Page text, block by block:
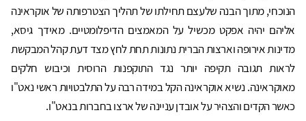
הנוכחי, מתוך הבנה שלעצם תחילתו של תהליך הצטרפותה של אוקראינה
אליהם יהיה אפקט מכשיל על המאמצים הדיפלומטיים. מאידך גיסא,
מדינות אירופה וארצות הברית נתונות תחת לחץ מצד דעת קהל המבקשת
לראות תגובה תקיפה יותר נגד התוקפנות הרוסית וכיבוש חלקים
מאוקראינה. נשיא אוקראינה הקל במידה רבה על התלבטויות ראשי נאט"ו
כאשר הקדים והצהיר על אובדן עניינה של ארצו בחברות בנאט"ו.